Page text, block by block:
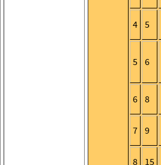
4 5
5 6
6 8
7 9
8 15